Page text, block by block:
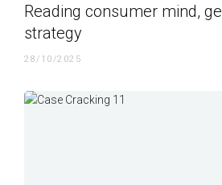
Reading consumer mind,
strategy
28/10/2025